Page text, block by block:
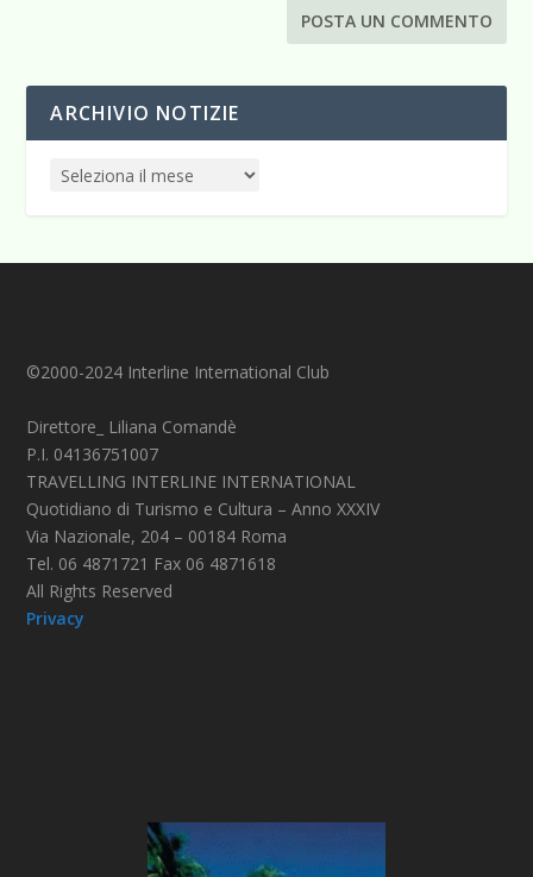
ARCHIVIO NOTIZIE
©2000-2024 Interline International Club
Direttore_ Liliana Comandè
P.I. 04136751007
TRAVELLING INTERLINE INTERNATIONAL
Quotidiano di Turismo e Cultura – Anno XXXIV
Via Nazionale, 204 – 00184 Roma
Tel. 06 4871721 Fax 06 4871618
All Rights Reserved
Privacy